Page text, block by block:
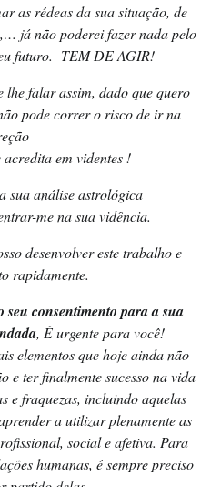
as rédeas da sua situação, de
já não poderei fazer nada pelo
futuro. TEM DE AGIR!
falar assim, dado que quero
pode correr o risco de ir na
em videntes !
sua análise astrológica
me na sua vidência.
desenvolver este trabalho e
rapidamente.
seu consentimento para a sua
, É urgente para você!
elementos que hoje ainda não
e ter finalmente sucesso na vida
e fraquezas, incluindo aquelas
a utilizar plenamente as
social e afetiva. Para
humanas, é sempre preciso